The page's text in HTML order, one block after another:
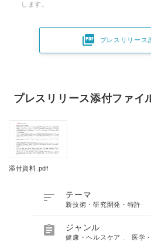
します。
 プレスリリース
プレスリリース添付ファイ
添付資料.pdf
 テーマ
新技術・研究開発・特許
 ジャンル
健康・ヘルスケア 、医学